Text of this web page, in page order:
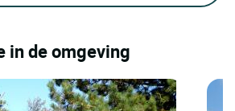
in de omgeving